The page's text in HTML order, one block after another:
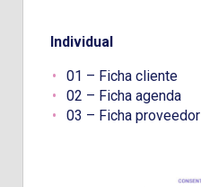
Individual
01 – Ficha cliente
02 – Ficha agenda
03 – Ficha proveedor